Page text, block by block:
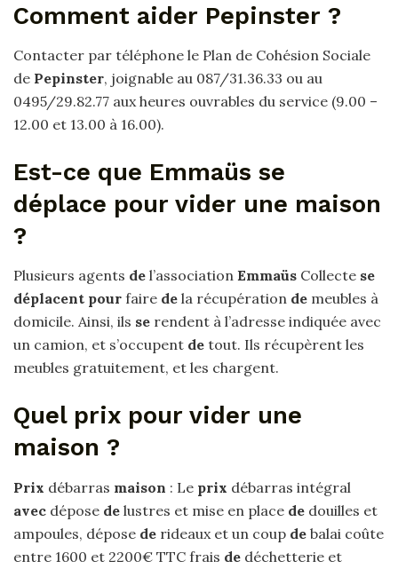
Comment aider Pepinster ?
Contacter par téléphone le Plan de Cohésion Sociale
de Pepinster, joignable au 087/31.36.33 ou au
0495/29.82.77 aux heures ouvrables du service (9.00 –
12.00 et 13.00 à 16.00).
Est-ce que Emmaüs se
déplace pour vider une maison
?
Plusieurs agents de l’association Emmaüs Collecte se
déplacent pour faire de la récupération de meubles à
domicile. Ainsi, ils se rendent à l’adresse indiquée avec
un camion, et s’occupent de tout. Ils récupèrent les
meubles gratuitement, et les chargent.
Quel prix pour vider une
maison ?
Prix débarras maison : Le prix débarras intégral
avec dépose de lustres et mise en place de douilles et
ampoules, dépose de rideaux et un coup de balai coûte
entre 1600 et 2200€ TTC frais de déchetterie et